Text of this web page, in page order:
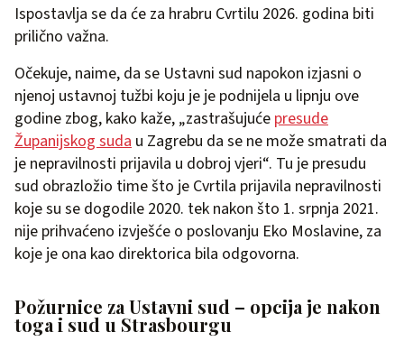
Ispostavlja se da će za hrabru Cvrtilu 2026. godina biti
prilično važna.
Očekuje, naime, da se Ustavni sud napokon izjasni o
njenoj ustavnoj tužbi koju je je podnijela u lipnju ove
godine zbog, kako kaže, „zastrašujuće presude
Županijskog suda u Zagrebu da se ne može smatrati da
je nepravilnosti prijavila u dobroj vjeri“. Tu je presudu
sud obrazložio time što je Cvrtila prijavila nepravilnosti
koje su se dogodile 2020. tek nakon što 1. srpnja 2021.
nije prihvaćeno izvješće o poslovanju Eko Moslavine, za
koje je ona kao direktorica bila odgovorna.
Požurnice za Ustavni sud – opcija je nakon
toga i sud u Strasbourgu